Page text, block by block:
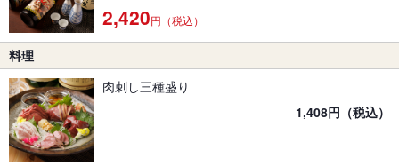
2,420円（税込）
料理
肉刺し三種盛り
1,408円（税込）